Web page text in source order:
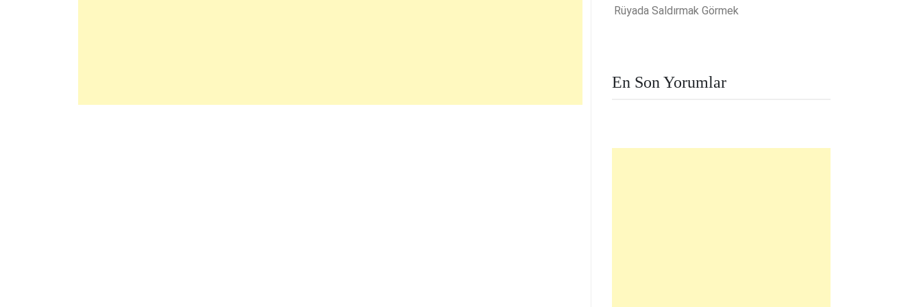
Rüyada Saldırmak Görmek
En Son Yorumlar